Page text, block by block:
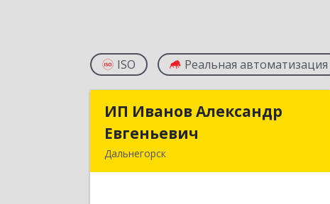
ISO Реальная автоматизация
ИП Иванов Александр
Евгеньевич
Дальнегорск
ИП Иванов Александр